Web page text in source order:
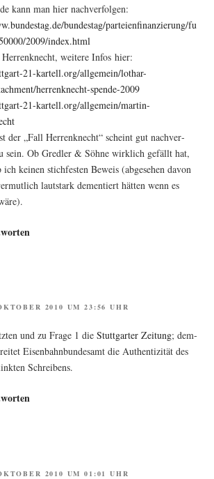
kann man hier nachverfolgen:
bundestag/parteienfinanzierung/fu
2009/index.html
wei­te­re Infos hier:
21-kartell.org/allgemein/lothar-
herrenknecht-spende-2009
21-kartell.org/allgemein/martin-
der „Fall Her­ren­knecht“ scheint gut nach­ver­
sein. Ob Gred­ler & Söh­ne wirk­lich gefällt hat,
kei­nen stich­fes­ten Beweis (abge­se­hen davon
laut­stark demen­tiert hät­ten wenn es
2010 UM 23:56 UHR
und zu Fra­ge 1 die Stutt­gar­ter Zei­tung; dem­
Eisen­bahn­bun­des­amt die Authen­ti­zi­tät des
Schreibens.
2010 UM 01:01 UHR